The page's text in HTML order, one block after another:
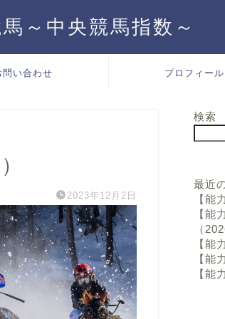
～中央競馬指数～
問い合わせ プロフィール
2023年12月2日
検索
最近
【能
【能
（
【能
【能
【能